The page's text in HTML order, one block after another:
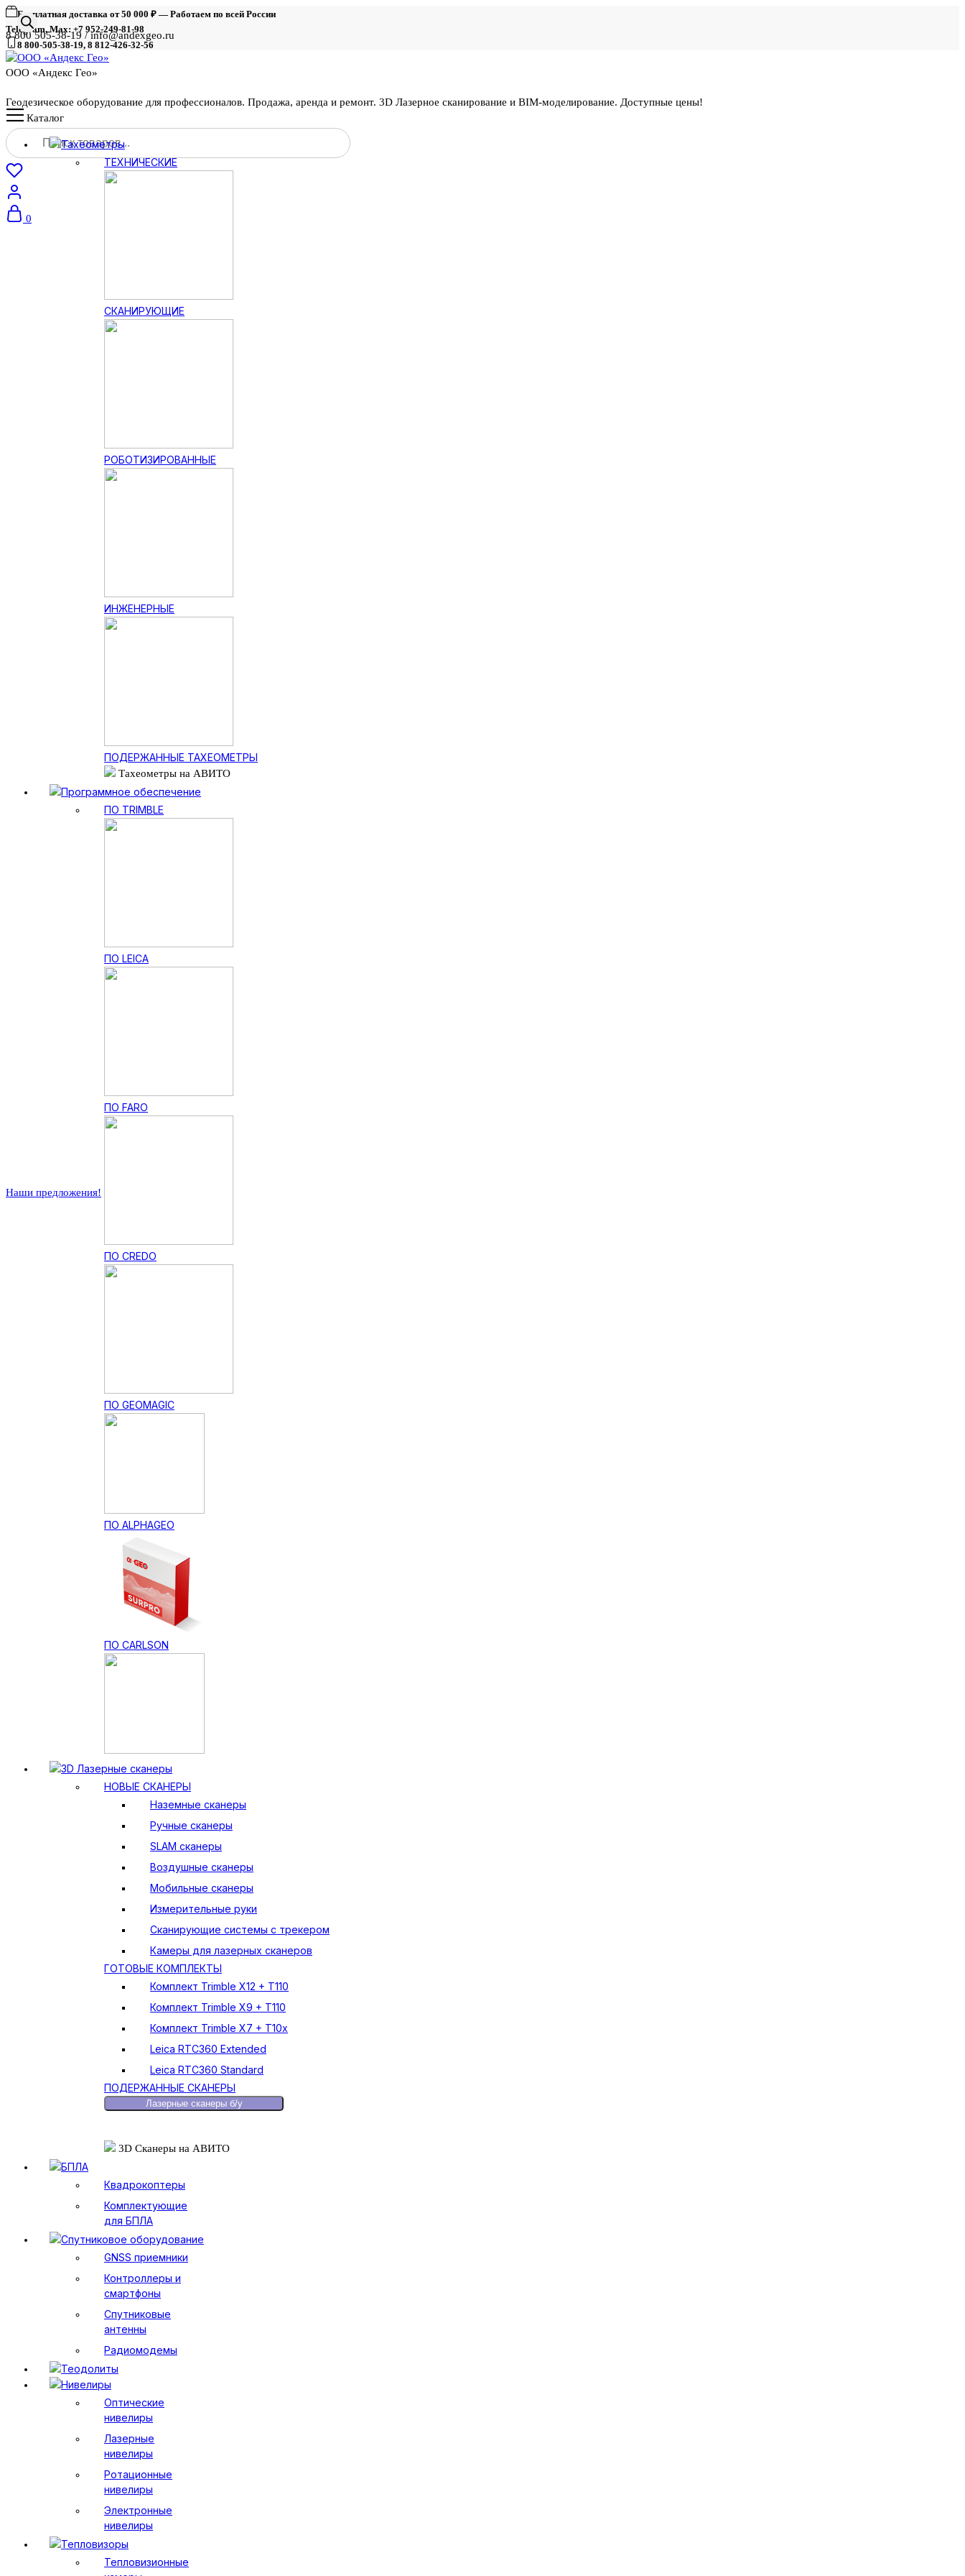
Бесплатная доставка от 50 000 ₽ — Работаем по всей России
Telegram, Max: +7 952-249-81-98
8 800-505-38-19, 8 812-426-32-56
8 800 505-38-19 / info@andexgeo.ru
ООО «Андекс Гео»
Геодезическое оборудование для профессионалов. Продажа, аренда и ремонт. 3D Лазерное сканирование и BIM-моделирование. Доступные цены!
Поиск
товаров
0
Наши предложения!
Каталог
Тахеометры
ТЕХНИЧЕСКИЕ
СКАНИРУЮЩИЕ
РОБОТИЗИРОВАННЫЕ
ИНЖЕНЕРНЫЕ
ПОДЕРЖАННЫЕ ТАХЕОМЕТРЫ
Тахеометры на АВИТО
Программное обеспечение
ПО TRIMBLE
ПО LEICA
ПО FARO
ПО CREDO
ПО GEOMAGIC
ПО ALPHAGEO
ПО CARLSON
3D Лазерные сканеры
НОВЫЕ СКАНЕРЫ
Наземные сканеры
Ручные сканеры
SLAM сканеры
Воздушные сканеры
Мобильные сканеры
Измерительные руки
Сканирующие системы с трекером
Камеры для лазерных сканеров
ГОТОВЫЕ КОМПЛЕКТЫ
Комплект Trimble X12 + T110
Комплект Trimble X9 + T110
Комплект Trimble X7 + T10x
Leica RTC360 Extended
Leica RTC360 Standard
ПОДЕРЖАННЫЕ СКАНЕРЫ
Лазерные сканеры б/у
3D Сканеры на АВИТО
БПЛА
Квадрокоптеры
Комплектующие
для БПЛА
Спутниковое оборудование
GNSS приемники
Контроллеры и
смартфоны
Спутниковые
антенны
Радиомодемы
Теодолиты
Нивелиры
Оптические
нивелиры
Лазерные
нивелиры
Ротационные
нивелиры
Электронные
нивелиры
Тепловизоры
Тепловизионные